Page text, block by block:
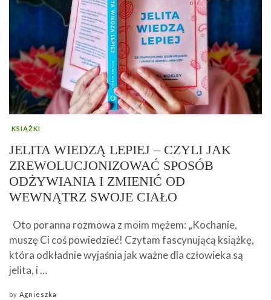
KSIĄŻKI
JELITA WIEDZĄ LEPIEJ – CZYLI JAK
ZREWOLUCJONIZOWAĆ SPOSÓB
ODŻYWIANIA I ZMIENIĆ OD
WEWNĄTRZ SWOJE CIAŁO
Oto poranna rozmowa z moim mężem: „Kochanie,
muszę Ci coś powiedzieć! Czytam fascynującą książkę,
która odkładnie wyjaśnia jak ważne dla człowieka są
jelita, i …
by Agnieszka